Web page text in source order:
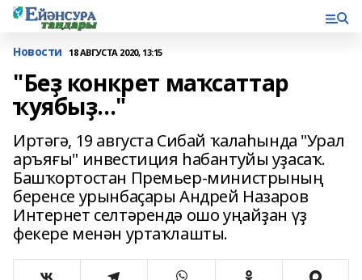
Новости 18 АВГУСТА 2020, 13:15
"Беҙ конкрет маҡсаттар
ҡуябыҙ..."
Иртәгә, 19 августа Сибай ҡалаһында "Урал
аръяғы" инвестиция һабантуйы уҙасаҡ.
Башҡортостан Премьер-министрының
беренсе урынбаҫары Андрей Назаров
Интернет селтәрендә ошо уңайҙан үҙ
фекере менән уртаҡлашты.